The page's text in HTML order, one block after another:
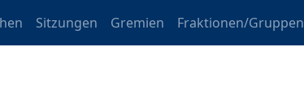
Sitzungen Gremien Fraktionen/Gruppen